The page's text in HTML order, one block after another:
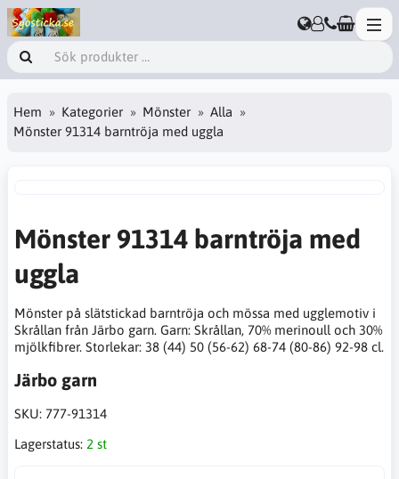
Hem Kategorier Mönster
Alla
Mönster 91314 barntröja med uggla
Mönster 91314 barntröja med
uggla
Mönster på slätstickad barntröja och mössa med ugglemotiv i
Skrållan från Järbo garn. Garn: Skrållan, 70% merinoull och 30%
mjölkfibrer. Storlekar: 38 (44) 50 (56-62) 68-74 (80-86) 92-98 cl.
Järbo garn
SKU: 777-91314
Lagerstatus: 2 st